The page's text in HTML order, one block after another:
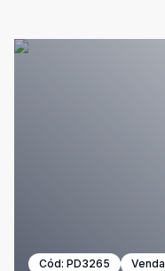
Cód: PD3265 Venda